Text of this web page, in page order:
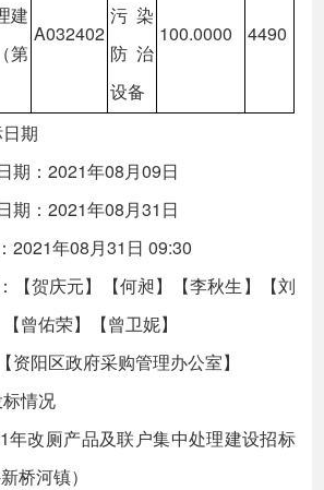
建
第
A032402
污染
防治
设备
100.0000 4490
期
期：2021年08月09日
期：2021年08月31日
2021年08月31日 09:30
【贺庆元】【何昶】【李秋生】【刘
曾佑荣】【曾卫妮】
资阳区政府采购管理办公室】
情况
年改厕产品及联户集中处理建设招标
桥河镇）